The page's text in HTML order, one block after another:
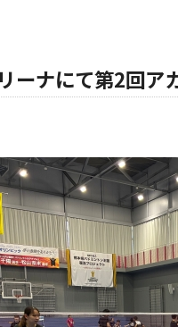
ナにて第2回ア